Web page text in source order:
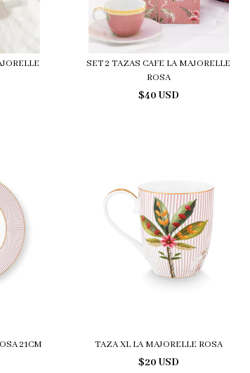
SET 2 TAZAS CAFE LA MAJORELLE
ROSA
$40 USD
21CM TAZA XL LA MAJORELLE ROSA
$20 USD